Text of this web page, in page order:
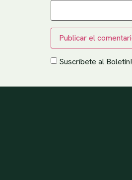
Suscríbete al Boletín!